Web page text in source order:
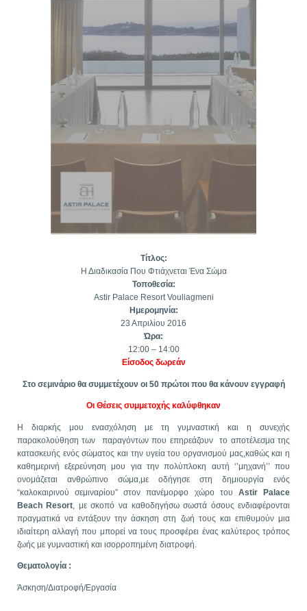
Τίτλος:
Η Διαδικασία Που Φτιάχνεται Ένα Σώμα
Τοποθεσία:
Astir Palace Resort Vouliagmeni
Ημερομηνία:
23 Απριλίου 2016
Ώρα:
12:00 – 14:00
Είσοδος δωρεάν
Στο σεμινάριο θα συμμετέχουν οι 50 πρώτοι που θα κάνουν εγγραφή
Οι Θέσεις συμμετοχής καλύφθηκαν
Η διαρκής μου ενασχόληση με τη γυμναστική και η συνεχής
παρακολούθηση των παραγόντων που επηρεάζουν το αποτέλεσμα της
κατασκευής ενός σώματος και την υγεία του οργανισμού μας,καθώς και η
καθημερινή εξερεύνηση μου για την πολύπλοκη αυτή ‘’μηχανή’’ που
ονομάζεται ανθρώπινο σώμα,με οδήγησε στη δημιουργία ενός
“καλοκαιρινού σεμιναρίου” στον πανέμορφο χώρο του Astir Palace
Beach Resort , με σκοπό να καθοδηγήσω σωστά όσους ενδιαφέρονται
πραγματικά να εντάξουν την άσκηση στη ζωή τους και επιθυμούν μια
ιδιαίτερη αλλαγή που μπορεί να τους προσφέρει ένας καλύτερος τρόπος
ζωής με γυμναστική και ισορροπημένη διατροφή.
Θεματολογία :
Άσκηση/Διατροφή/Εργασία